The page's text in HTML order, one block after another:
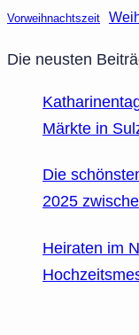
Vorweihnachtszeit
Die neusten
Märkte in
Die
2025
Heiraten im